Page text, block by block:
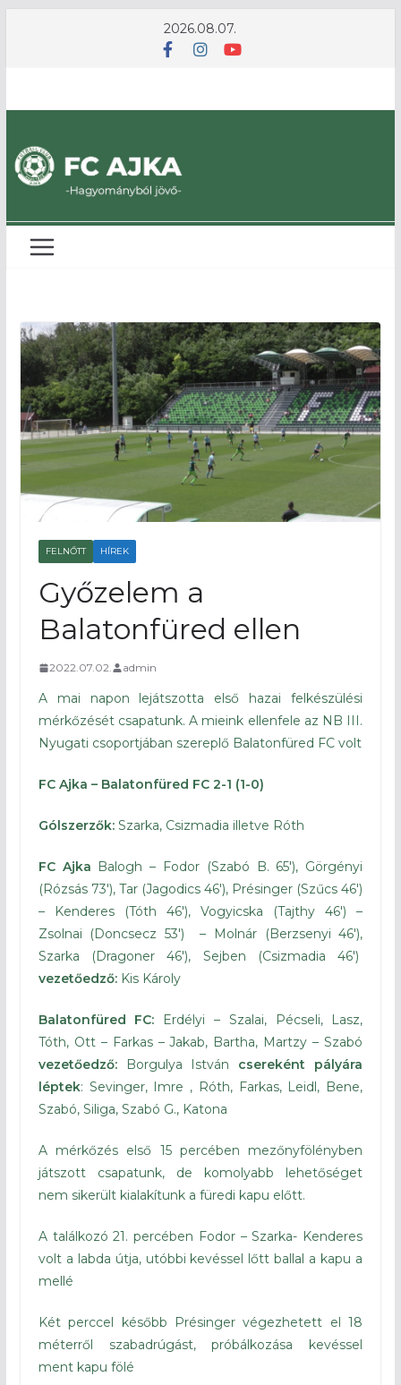
2026.08.07.
FELNŐTT HÍREK
Győzelem a
Balatonfüred ellen
2022.07.02. admin
A mai napon lejátszotta első hazai felkészülési
mérkőzését csapatunk. A mieink ellenfele az NB III.
Nyugati csoportjában szereplő Balatonfüred FC volt
FC Ajka – Balatonfüred FC 2-1 (1-0)
Gólszerzők:Szarka, Csizmadia illetve Róth
FC Ajka Balogh – Fodor (Szabó B. 65′), Görgényi
(Rózsás 73′), Tar (Jagodics 46′), Présinger (Szűcs 46′)
– Kenderes (Tóth 46′), Vogyicska (Tajthy 46′) –
Zsolnai (Doncsecz 53′) – Molnár (Berzsenyi 46′),
Szarka (Dragoner 46′), Sejben (Csizmadia 46′)
vezetőedző: Kis Károly
Balatonfüred FC: Erdélyi – Szalai, Pécseli, Lasz,
Tóth, Ott – Farkas – Jakab, Bartha, Martzy – Szabó
vezetőedző:Borgulya István csereként pályára
léptek: Sevinger, Imre , Róth, Farkas, Leidl, Bene,
Szabó, Siliga, Szabó G., Katona
A mérkőzés első 15 percében mezőnyfölényben
játszott csapatunk, de komolyabb lehetőséget
nem sikerült kialakítunk a füredi kapu előtt.
A találkozó 21. percében Fodor – Szarka- Kenderes
volt a labda útja, utóbbi kevéssel lőtt ballal a kapu a
mellé
Két perccel később Présinger végezhetett el 18
méterről szabadrúgást, próbálkozása kevéssel
ment kapu fölé